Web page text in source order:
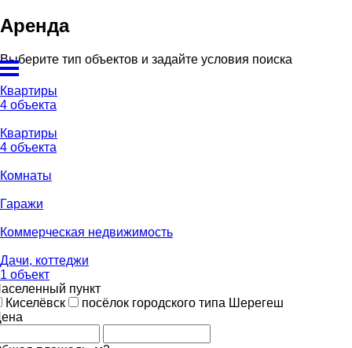
Аренда
Выберите тип объектов и задайте условия поиска
Квартиры
4 объекта
Квартиры
4 объекта
Комнаты
Гаражи
Коммерческая недвижимость
Дачи, коттеджи
1 объект
пункт
Киселёвск
посёлок городского типа Шерегеш